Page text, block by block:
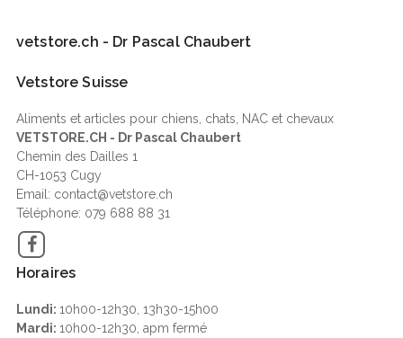
vetstore.ch - Dr Pascal Chaubert
Vetstore Suisse
Aliments et articles pour chiens, chats, NAC et chevaux
VETSTORE.CH - Dr Pascal Chaubert
Chemin des Dailles 1
CH-1053 Cugy
Email: contact@vetstore.ch
Téléphone: 079 688 88 31
Horaires
Lundi: 10h00-12h30, 13h30-15h00
Mardi: 10h00-12h30, apm fermé